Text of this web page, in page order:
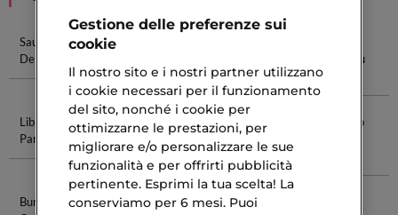
Sauvage Eau
De Parfum
Miss Dior Eau
Parfum
Chance Eau
De Parfum
Libre Eau De
Parfum
Fondotinta
Minerale
Ombretto
Finitura
Metallica
Crema Viso
Burro
Crema
Gestione delle preferenze sui
cookie
Il nostro sito e i nostri partner utilizzano
i cookie necessari per il funzionamento
del sito, nonché i cookie per
ottimizzarne le prestazioni, per
migliorare e/o personalizzare le sue
funzionalità e per offrirti pubblicità
pertinente. Esprimi la tua scelta! La
conserviamo per 6 mesi. Puoi